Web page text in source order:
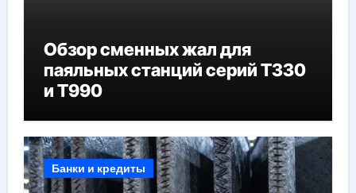
Обзор сменных жал для
паяльных станций серий T330
и T990
Банки и кредиты